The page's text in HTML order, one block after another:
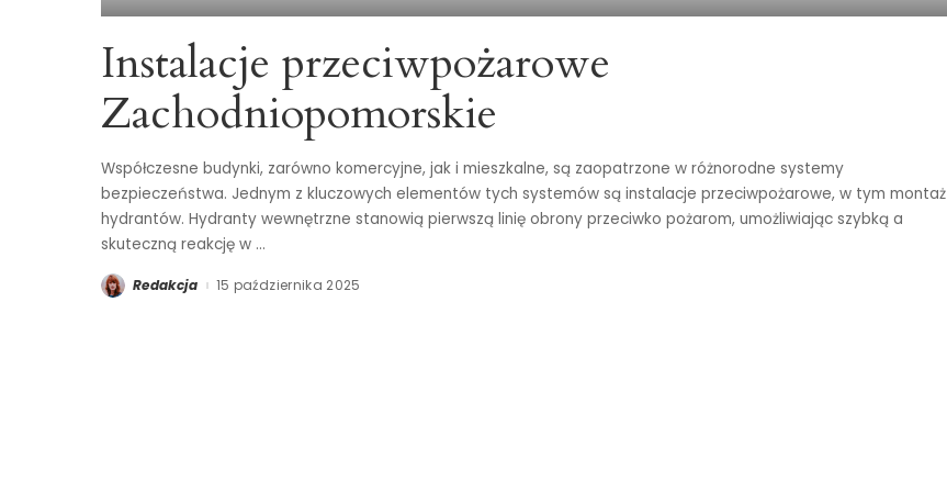
Instalacje przeciwpożarowe
Zachodniopomorskie
Współczesne budynki, zarówno komercyjne, jak i mieszkalne, są zaopatrzone w różnorodne systemy
bezpieczeństwa. Jednym z kluczowych elementów tych systemów są instalacje przeciwpożarowe, w tym montaż
hydrantów. Hydranty wewnętrzne stanowią pierwszą linię obrony przeciwko pożarom, umożliwiając szybką a
skuteczną reakcję w ...
Posted
by
Redakcja 15 października 2025